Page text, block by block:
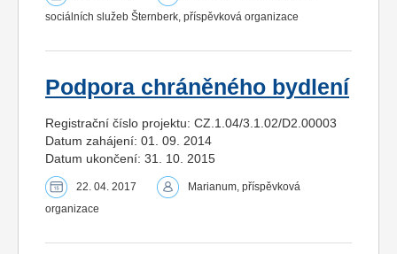
sociálních služeb Šternberk, příspěvková organizace
Podpora chráněného bydlení
Registrační číslo projektu: CZ.1.04/3.1.02/D2.00003
Datum zahájení: 01. 09. 2014
Datum ukončení: 31. 10. 2015
22. 04. 2017
Marianum, příspěvková
organizace